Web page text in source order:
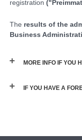
registration
The results of the
Business
MORE INFO IF YOU
IF YOU HAVE A